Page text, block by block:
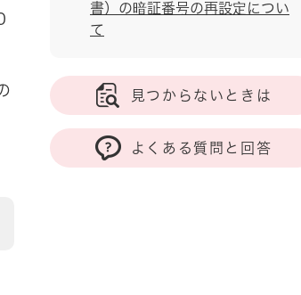
書）の暗証番号の再設定につい
て
見つからないときは
よくある質問と回答